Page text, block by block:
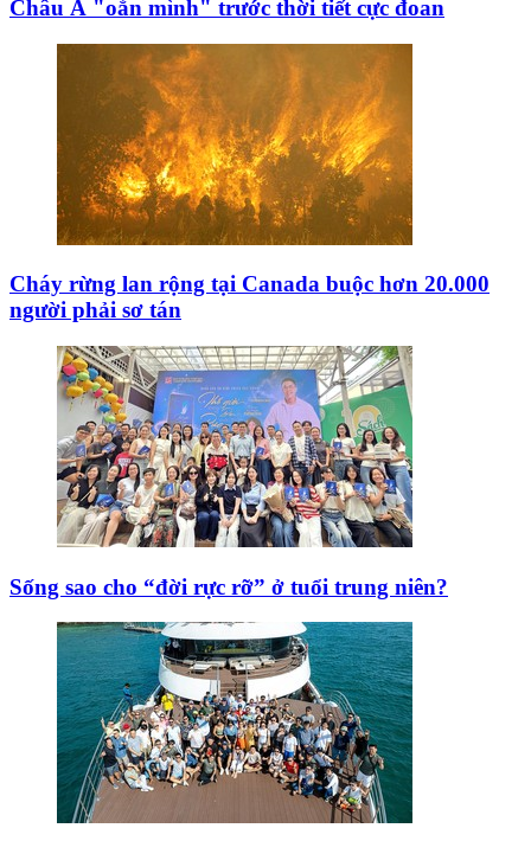
Châu Á "oằn mình" trước thời tiết cực đoan
Cháy rừng lan rộng tại Canada buộc hơn 20.000
người phải sơ tán
Sống sao cho “đời rực rỡ” ở tuổi trung niên?